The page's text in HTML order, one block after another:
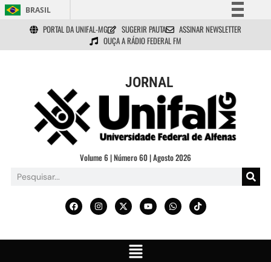
BRASIL
Simplifique!
Comunica BR
Acesso à informação
Legislação
Canais
PORTAL DA UNIFAL-MG SUGERIR PAUTA
ASSINAR NEWSLETTER
OUÇA A RÁDIO FEDERAL FM
JORNAL
Volume 6 | Número 60 | Agosto 2026